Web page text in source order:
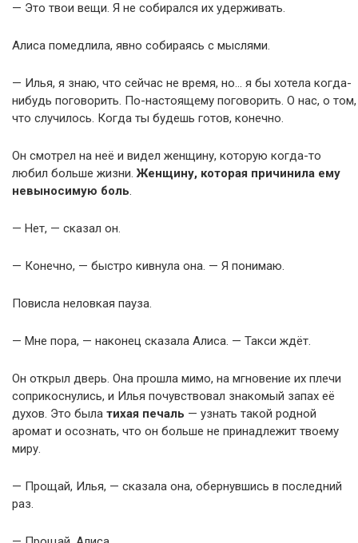
— Это твои вещи. Я не собирался их удерживать.
Алиса помедлила, явно собираясь с мыслями.
— Илья, я знаю, что сейчас не время, но… я бы хотела когда-
нибудь поговорить. По-настоящему поговорить. О нас, о том,
что случилось. Когда ты будешь готов, конечно.
Он смотрел на неё и видел женщину, которую когда-то
любил больше жизни.Женщину, которая причинила ему
невыносимую боль.
— Нет, — сказал он.
— Конечно, — быстро кивнула она. — Я понимаю.
Повисла неловкая пауза.
— Мне пора, — наконец сказала Алиса. — Такси ждёт.
Он открыл дверь. Она прошла мимо, на мгновение их плечи
соприкоснулись, и Илья почувствовал знакомый запах её
духов. Это была тихая печаль — узнать такой родной
аромат и осознать, что он больше не принадлежит твоему
миру.
— Прощай, Илья, — сказала она, обернувшись в последний
раз.